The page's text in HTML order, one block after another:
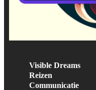
Visible Dreams
Reizen
Communicatie